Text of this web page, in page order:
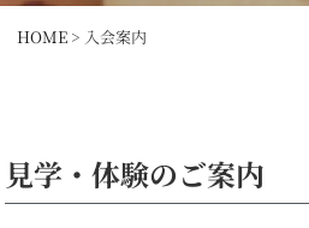
HOME > 入会案内
見学・体験のご案内